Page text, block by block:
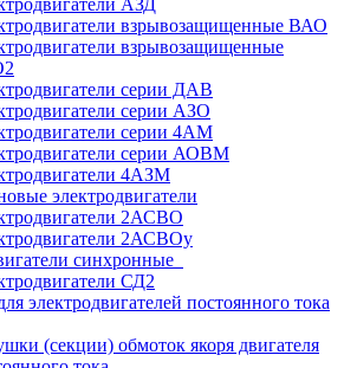
АЗД
взрывозащищенные ВАО
взрывозащищенные
серии ДАВ
серии АЗО
серии 4АМ
серии АОВМ
4АЗМ
электродвигатели
2АСВО
2АСВОу
синхронные
СД2
электродвигателей постоянного тока
(секции) обмоток якоря двигателя